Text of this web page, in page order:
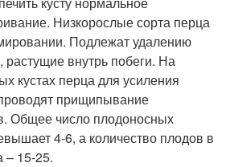
Низкорослые сорта перца
Подлежат удалению
внутрь побеги. На
кустах перца для усиления
прищипывание
Общее число плодоносных
4-6, а количество плодов в
– 15-25.